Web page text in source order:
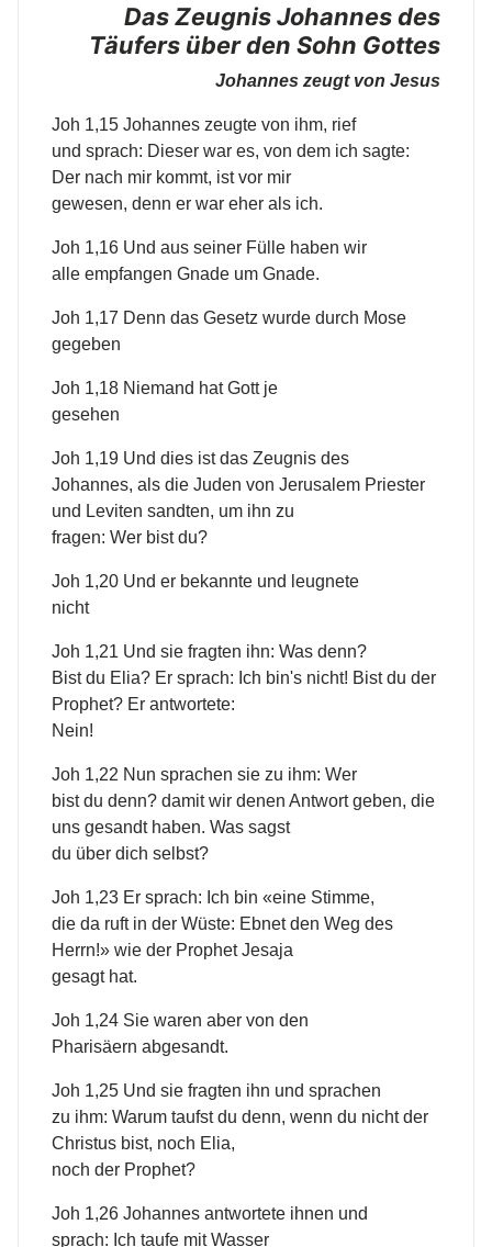
Das Zeugnis Johannes des
Täufers über den Sohn Gottes
Johannes zeugt von Jesus
Joh 1,15 Johannes zeugte von ihm, rief
und sprach: Dieser war es, von dem ich sagte:
Der nach mir kommt, ist vor mir
gewesen, denn er war eher als ich.
Joh 1,16 Und aus seiner Fülle haben wir
alle empfangen Gnade um Gnade.
Joh 1,17 Denn das Gesetz wurde durch Mose
gegeben
Joh 1,18 Niemand hat Gott je
gesehen
Joh 1,19 Und dies ist das Zeugnis des
Johannes, als die Juden von Jerusalem Priester
und Leviten sandten, um ihn zu
fragen: Wer bist du?
Joh 1,20 Und er bekannte und leugnete
nicht
Joh 1,21 Und sie fragten ihn: Was denn?
Bist du Elia? Er sprach: Ich bin's nicht! Bist du der
Prophet? Er antwortete:
Nein!
Joh 1,22 Nun sprachen sie zu ihm: Wer
bist du denn? damit wir denen Antwort geben, die
uns gesandt haben. Was sagst
du über dich selbst?
Joh 1,23 Er sprach: Ich bin «eine Stimme,
die da ruft in der Wüste: Ebnet den Weg des
Herrn!» wie der Prophet Jesaja
gesagt hat.
Joh 1,24 Sie waren aber von den
Pharisäern abgesandt.
Joh 1,25 Und sie fragten ihn und sprachen
zu ihm: Warum taufst du denn, wenn du nicht der
Christus bist, noch Elia,
noch der Prophet?
Joh 1,26 Johannes antwortete ihnen und
sprach: Ich taufe mit Wasser